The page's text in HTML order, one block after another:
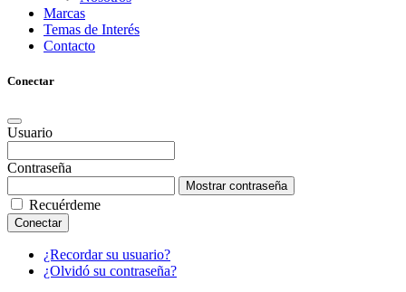
Marcas
Temas de Interés
Contacto
Conectar
Usuario
Contraseña
Mostrar contraseña
Recuérdeme
Conectar
¿Recordar su usuario?
¿Olvidó su contraseña?